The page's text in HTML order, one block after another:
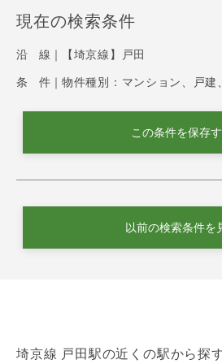
現在の検索条件
沿 線｜ 【埼京線】戸田
条 件｜ 物件種別：マンション、戸建
この条件を保存
以前の検索条件を
埼京線 戸田駅の近くの駅から探